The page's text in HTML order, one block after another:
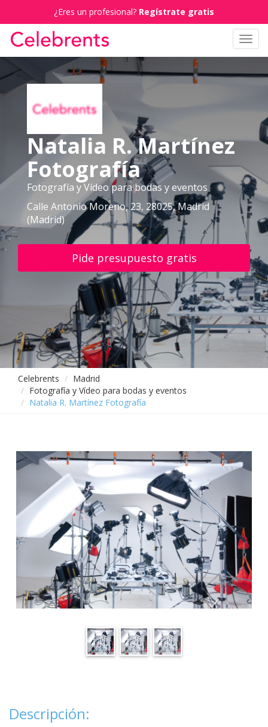
¿Eres un profesional? Regístrate gratis
Natalia R. Martínez
Fotografía
Fotografía y Vídeo para bodas y eventos
Calle Antonio Moreno, 23, 28025, Madrid
(Madrid)
Pide presupuesto gratis
Celebrents
Madrid
Fotografía y Vídeo para bodas y eventos
Natalia R. Martínez Fotografía
Descripción: